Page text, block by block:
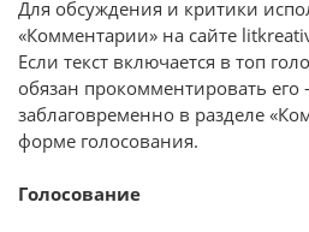
Для обсуждения и критики
«Комментарии» на сайте
Если текст включается в топ
обязан прокомментировать
заблаговременно в разделе
форме голосования.
Голосование